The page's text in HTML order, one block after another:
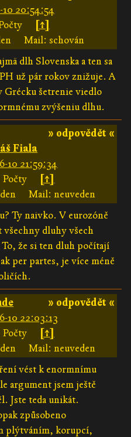
10 20:54:54
[↑]
Mail: schován
dlh Slovenska a ten sa
už pár rokov znižuje. A
Grécku šetrenie viedlo
zvýšeniu dlhu.
» odpovědět «
Fiala
10 21:59:34
[↑]
Mail: neuveden
Ty naivko. V eurozóně
všechny dluhy všech
že si ten dluh počítají
per partes, je více méně
» odpovědět «
10 22:03:13
[↑]
Mail: neuveden
vést k enormnímu
argument jsem ještě
Jste teda unikát.
způsobeno
plýtváním, korupcí,